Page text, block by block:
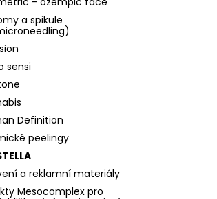
a spikule
sensi
Definition
peelingy
a reklamní materiály
Mesocomplex pro